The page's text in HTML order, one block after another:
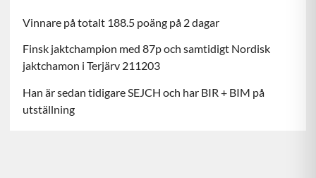
Vinnare på totalt 188.5 poäng på 2 dagar
Finsk jaktchampion med 87p och samtidigt Nordisk
jaktchamon i Terjärv 211203
Han är sedan tidigare SEJCH och har BIR + BIM på
utställning